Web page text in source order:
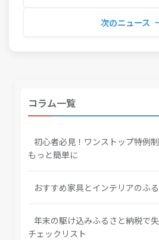
次のニュース
コラム一覧
初心者必見！ワンストップ特例
もっと簡単に
おすすめ家具とインテリアのふ
年末の駆け込みふるさと納税で
チェックリスト